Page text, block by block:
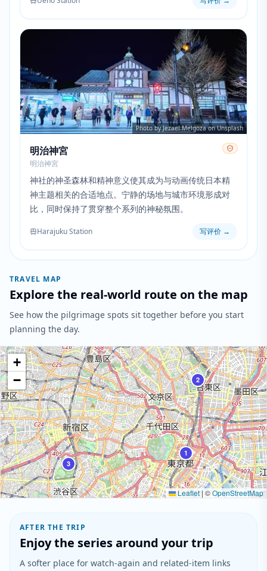
Photo by Jezael Melgoza on Unsplash
明治神宮
明治神宮
神社的神圣森林和精神意义使其成为与动画传统日本精
神主题相关的合适地点。宁静的场地与城市环境形成对
比，同时保持了贯穿整个系列的神秘氛围。
Harajuku Station 写评价 →
TRAVEL MAP
Explore the real-world route on the map
See how the pilgrimage spots sit together before you start
planning the day.
1
2
3
+
−
Leaflet|©OpenStreetMap
AFTER THE TRIP
Enjoy the series around your trip
A softer place for watch-again and related-item links